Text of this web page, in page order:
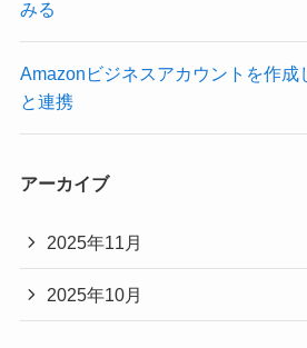
みる
Amazonビジネスアカウントを作成
と連携
アーカイブ
2025年11月
2025年10月